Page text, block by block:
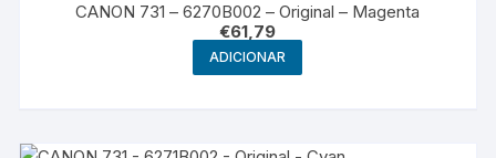
CANON 731 – 6270B002 – Original – Magenta
€61,79
ADICIONAR